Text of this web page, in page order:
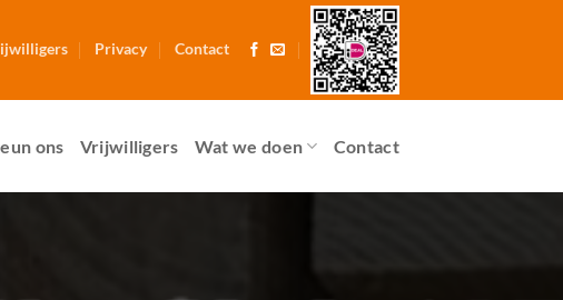
Privacy Contact
ons Vrijwilligers Wat we doen Contact